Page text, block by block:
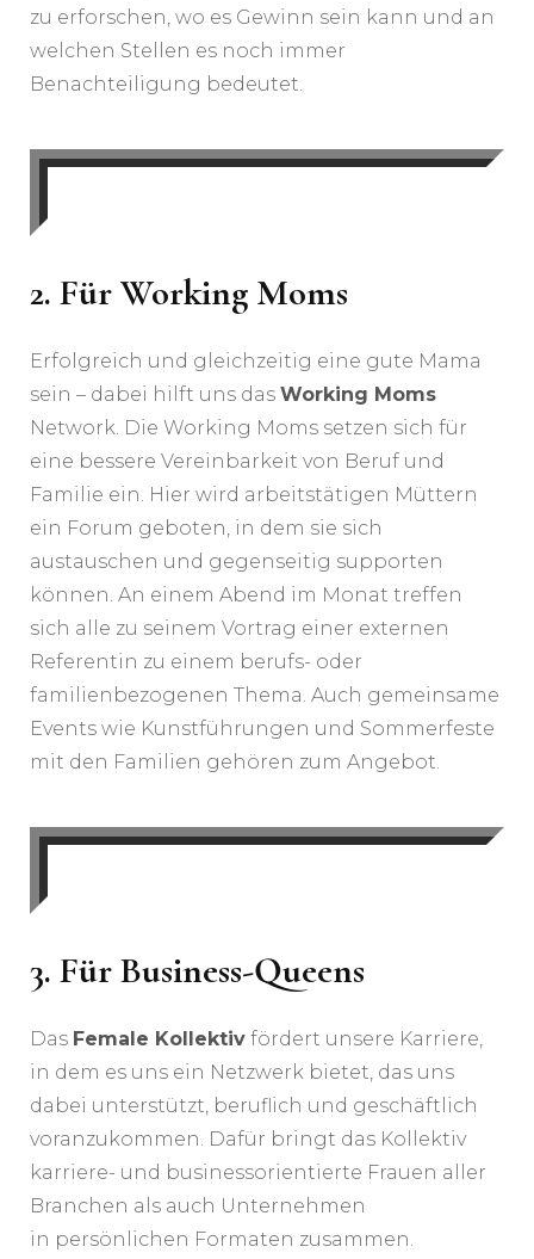
zu erforschen, wo es Gewinn sein kann und an
welchen Stellen es noch immer
Benachteiligung bedeutet.
2. Für Working Moms
Erfolgreich und gleichzeitig eine gute Mama
sein – dabei hilft uns das Working Moms
Network. Die Working Moms setzen sich für
eine bessere Vereinbarkeit von Beruf und
Familie ein. Hier wird arbeitstätigen Müttern
ein Forum geboten, in dem sie sich
austauschen und gegenseitig supporten
können. An einem Abend im Monat treffen
sich alle zu seinem Vortrag einer externen
Referentin zu einem berufs- oder
familienbezogenen Thema. Auch gemeinsame
Events wie Kunstführungen und Sommerfeste
mit den Familien gehören zum Angebot.
3. Für Business-Queens
Das Female Kollektiv fördert unsere Karriere,
in dem es uns ein Netzwerk bietet, das uns
dabei unterstützt, beruflich und geschäftlich
voranzukommen. Dafür bringt das Kollektiv
karriere- und businessorientierte Frauen aller
Branchen als auch Unternehmen
in persönlichen Formaten zusammen.